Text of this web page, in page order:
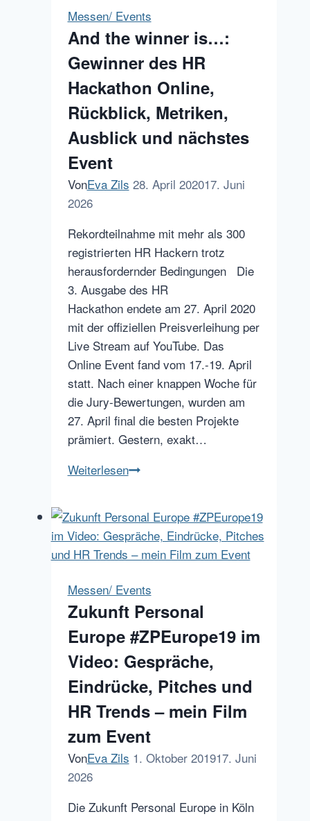
Messen/ Events
And the winner is…:
Gewinner des HR
Hackathon Online,
Rückblick, Metriken,
Ausblick und nächstes
Event
VonEva Zils 28. April 202017. Juni
2026
Rekordteilnahme mit mehr als 300
registrierten HR Hackern trotz
herausfordernder Bedingungen Die
3. Ausgabe des HR
Hackathon endete am 27. April 2020
mit der offiziellen Preisverleihung per
Live Stream auf YouTube. Das
Online Event fand vom 17.-19. April
statt. Nach einer knappen Woche für
die Jury-Bewertungen, wurden am
27. April final die besten Projekte
prämiert. Gestern, exakt…
WeiterlesenAnd
is…:
Gewinner
des
Hackathon
Online,
Rückblick,
Metriken,
Ausblick
und
nächstes
Event
Messen/ Events
Zukunft Personal
Europe #ZPEurope19 im
Video: Gespräche,
Eindrücke, Pitches und
HR Trends – mein Film
zum Event
VonEva Zils 1. Oktober 201917. Juni
2026
Die Zukunft Personal Europe in Köln